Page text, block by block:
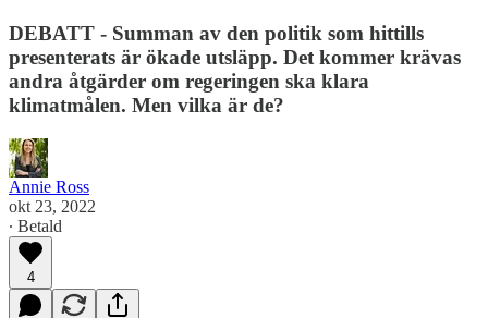
DEBATT - Summan av den politik som hittills
presenterats är ökade utsläpp. Det kommer krävas
andra åtgärder om regeringen ska klara
klimatmålen. Men vilka är de?
Annie Ross
okt 23, 2022
∙ Betald
4